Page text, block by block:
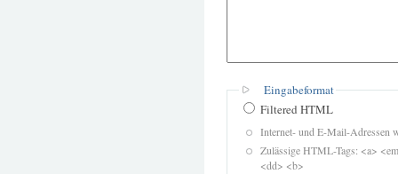
Eingabeformat
Filtered HTML
Internet- und E-Mail-Adressen
Zulässige HTML-Tags: <a>
<dd> <b>